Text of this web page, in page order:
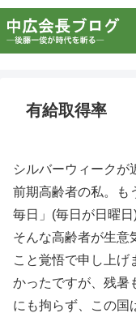
有給取得率
シルバーウィークが
前期高齢者の私。も
毎日」(毎日が日曜
そんな高齢者が生意
こと覚悟で申し上げ
かったですが、残暑
にも拘らず、この国